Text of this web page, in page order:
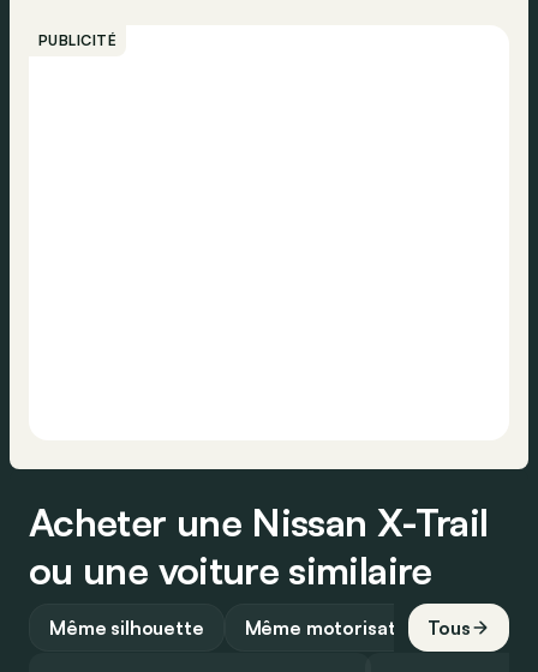
PUBLICITÉ
Acheter une Nissan X-Trail
ou une voiture similaire
Même silhouette Même motorisation Tous